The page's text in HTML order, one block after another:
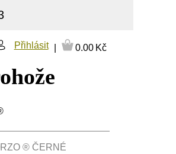
Přihlásit 0.00 Kč
® ČERNÉ